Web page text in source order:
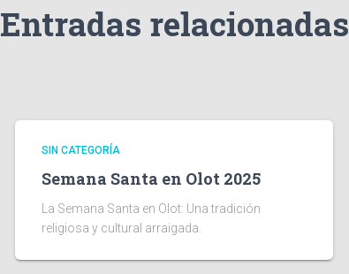
Entradas relacionadas
SIN CATEGORÍA
Semana Santa en Olot 2025
La Semana Santa en Olot: Una tradición
religiosa y cultural arraigada.